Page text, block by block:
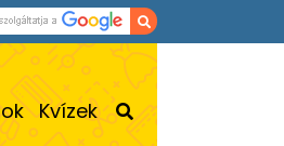
Kvízek